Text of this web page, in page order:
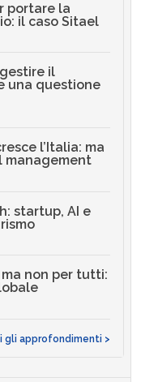
portare la
il caso Sitael
il
una questione
l’Italia: ma
management
startup, AI e
ma non per tutti:
gli approfondimenti >